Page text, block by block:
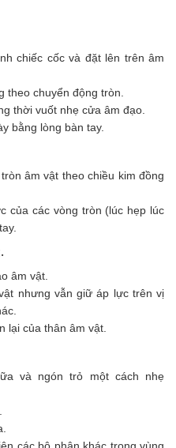
chiếc cốc và đặt lên trên âm
theo chuyển động tròn.
thời vuốt nhẹ cửa âm đạo.
bằng lòng bàn tay.
âm vật theo chiều kim đồng
của các vòng tròn (lúc hẹp lúc
âm vật.
nhưng vẫn giữ áp lực trên vị
lại của thân âm vật.
và ngón trỏ một cách nhẹ